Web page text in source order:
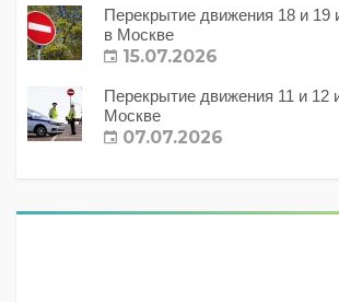
Перекрытие движения 18 и 19
в Москве
15.07.2026
Перекрытие движения 11 и 12
Москве
07.07.2026